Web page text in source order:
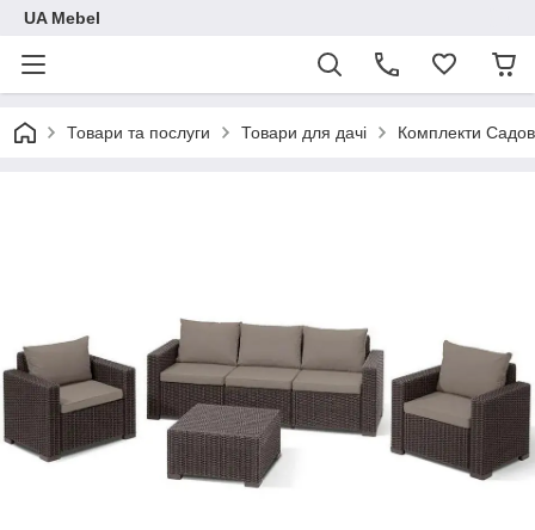
UA Mebel
Товари та послуги Товари для дачі Комплекти